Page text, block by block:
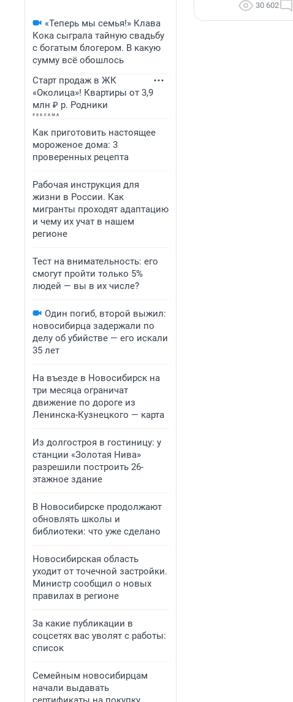
«Теперь мы семья!» Клава
Кока сыграла тайную свадьбу
с богатым блогером. В какую
сумму всё обошлось
Старт продаж в ЖК
«Околица»! Квартиры от 3,9
млн ₽ р. Родники
Как приготовить настоящее
мороженое дома: 3
проверенных рецепта
Рабочая инструкция для
жизни в России. Как
мигранты проходят адаптацию
и чему их учат в нашем
регионе
Тест на внимательность: его
смогут пройти только 5%
людей — вы в их числе?
Один погиб, второй выжил:
новосибирца задержали по
делу об убийстве — его искали
35 лет
На въезде в Новосибирск на
три месяца ограничат
движение по дороге из
Ленинска-Кузнецкого — карта
Из долгостроя в гостиницу: у
станции «Золотая Нива»
разрешили построить 26-
этажное здание
В Новосибирске продолжают
обновлять школы и
библиотеки: что уже сделано
Новосибирская область
уходит от точечной застройки.
Министр сообщил о новых
правилах в регионе
За какие публикации в
соцсетях вас уволят с работы:
список
Семейным новосибирцам
начали выдавать
30 602